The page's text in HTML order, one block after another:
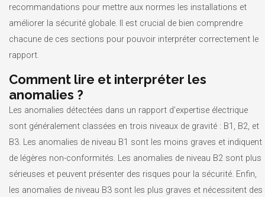
recommandations pour mettre aux normes les installations et
améliorer la sécurité globale. Il est crucial de bien comprendre
chacune de ces sections pour pouvoir interpréter correctement le
rapport.
Comment lire et interpréter les
anomalies ?
Les anomalies détectées dans un rapport d’expertise électrique
sont généralement classées en trois niveaux de gravité : B1, B2, et
B3. Les anomalies de niveau B1 sont les moins graves et indiquent
de légères non-conformités. Les anomalies de niveau B2 sont plus
sérieuses et peuvent présenter des risques pour la sécurité. Enfin,
les anomalies de niveau B3 sont les plus graves et nécessitent des